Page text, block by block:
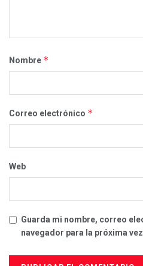
Nombre *
Correo electrónico *
Web
Guarda mi nombre, correo
navegador para la próxima